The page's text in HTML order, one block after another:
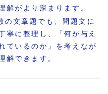
解がより深まります。
の文章題でも、問題文に
寧に整理し、「何が与え
ているのか」を考えなが
解できます。